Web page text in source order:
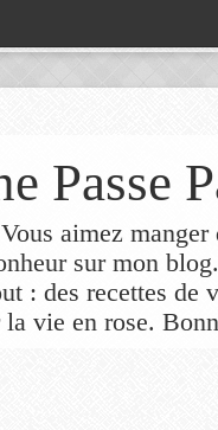
Passe
aimez
sur mon
: des recettes de
vie en rose.